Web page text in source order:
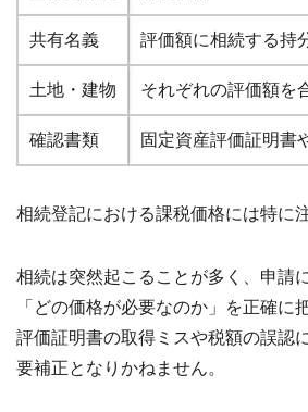
共有名義 評価額に相続する持
土地・建物 それぞれの評価額を
確認書類 固定資産評価証明書
相続登記における課税価格には特に
相続は突然起こることが多く、申請
「どの価格が必要なのか」を正確に
評価証明書の取得ミスや税額の誤認
要補正となりかねません。